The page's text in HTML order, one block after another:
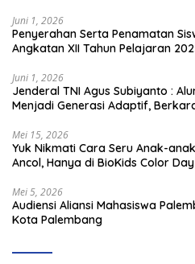
Juni 1, 2026
Penyerahan Serta Penamatan
Angkatan XII Tahun Pelajaran
Juni 1, 2026
Jenderal TNI Agus Subiyanto :
Menjadi Generasi Adaptif,
Mei 15, 2026
Yuk Nikmati Cara Seru Anak-
Ancol, Hanya di BioKids Color Day
Mei 5, 2026
Audiensi Aliansi Mahasiswa
Kota Palembang